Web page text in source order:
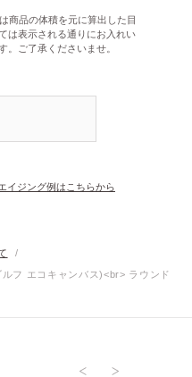
品の体積を元に算出した目
は表示される通りにお入れい
。ご了承くださいませ。
イジング例はこちらから
/
フ エコキャンバス)<br> ラウンド